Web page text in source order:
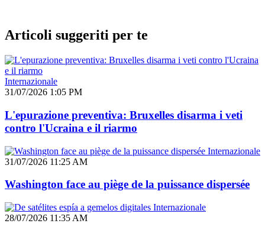
Articoli suggeriti per te
Internazionale
31/07/2026 1:05 PM
L'epurazione preventiva: Bruxelles disarma i veti
contro l'Ucraina e il riarmo
Internazionale
31/07/2026 11:25 AM
Washington face au piège de la puissance dispersée
Internazionale
28/07/2026 11:35 AM